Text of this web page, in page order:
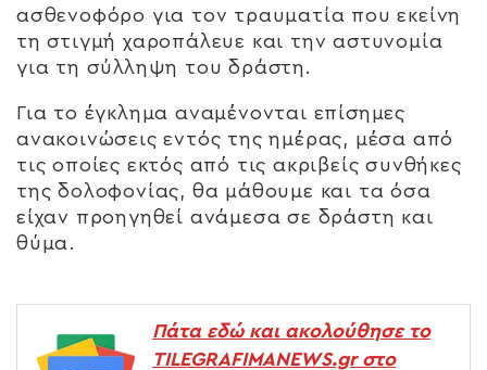
ασθενοφόρο για τον τραυματία που εκείνη
τη στιγμή χαροπάλευε και την αστυνομία
για τη σύλληψη του δράστη.
Για το έγκλημα αναμένονται επίσημες
ανακοινώσεις εντός της ημέρας, μέσα από
τις οποίες εκτός από τις ακριβείς συνθήκες
της δολοφονίας, θα μάθουμε και τα όσα
είχαν προηγηθεί ανάμεσα σε δράστη και
θύμα.
Πάτα εδώ και ακολούθησε το
TILEGRAFIMANEWS.gr στο